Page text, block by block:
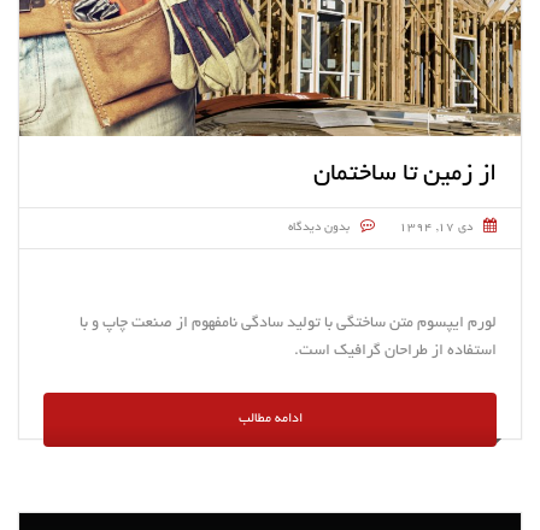
از زمین تا ساختمان
دی ۱۷, ۱۳۹۴ بدون دیدگاه
لورم ایپسوم متن ساختگی با تولید سادگی نامفهوم از صنعت چاپ و با
استفاده از طراحان گرافیک است.
ادامه مطالب